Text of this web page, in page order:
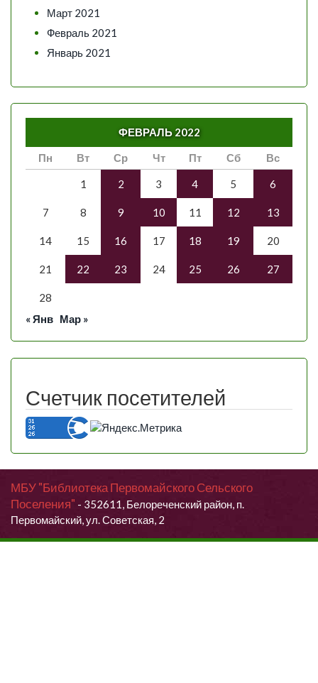
Март 2021
Февраль 2021
Январь 2021
ФЕВРАЛЬ 2022
Пн
Вт Ср Чт Пт Сб Вс
1 2 3 4 5 6
7 8 9 10 11 12 13
14 15 16 17 18 19 20
21 22 23 24 25 26 27
28
« Янв Мар »
Счетчик посетителей
МБУ "Библиотека Первомайского Сельского
Поселения" - 352611, Белореченский район, п.
Первомайский, ул. Советская, 2